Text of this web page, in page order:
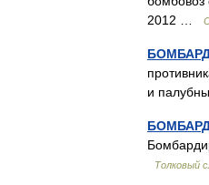
2012 …
и
Толковый